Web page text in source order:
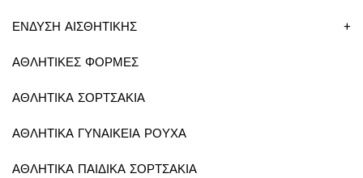
ΕΝΔΥΣΗ ΑΙΣΘΗΤΙΚΗΣ +
ΑΘΛΗΤΙΚΕΣ ΦΟΡΜΕΣ
ΑΘΛΗΤΙΚΑ ΣΟΡΤΣΑΚΙΑ
ΑΘΛΗΤΙΚΑ ΓΥΝΑΙΚΕΙΑ ΡΟΥΧΑ
ΑΘΛΗΤΙΚΑ ΠΑΙΔΙΚΑ ΣΟΡΤΣΑΚΙΑ